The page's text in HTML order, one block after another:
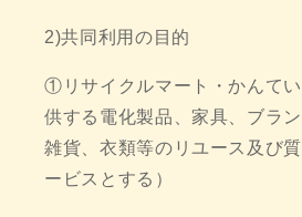
2)共同利用の目的
①リサイクルマート・かんて
供する電化製品、家具、ブラ
雑貨、衣類等のリユース及び
ービスとする）